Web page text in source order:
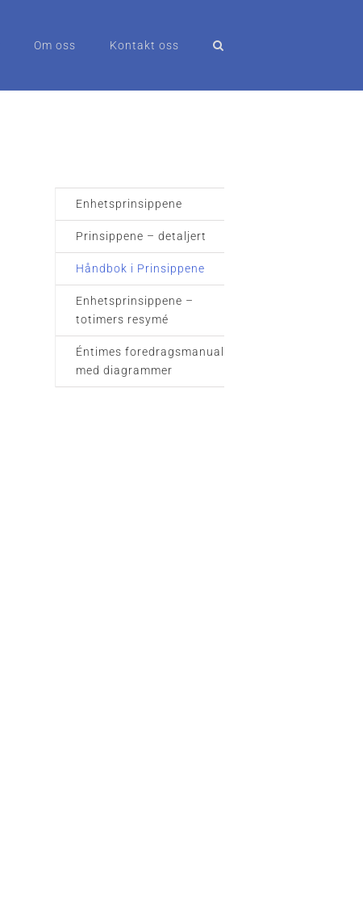
Om oss Kontakt oss
Enhetsprinsippene
Prinsippene – detaljert
Håndbok i Prinsippene
Enhetsprinsippene –
totimers resymé
Éntimes foredragsmanual
med diagrammer